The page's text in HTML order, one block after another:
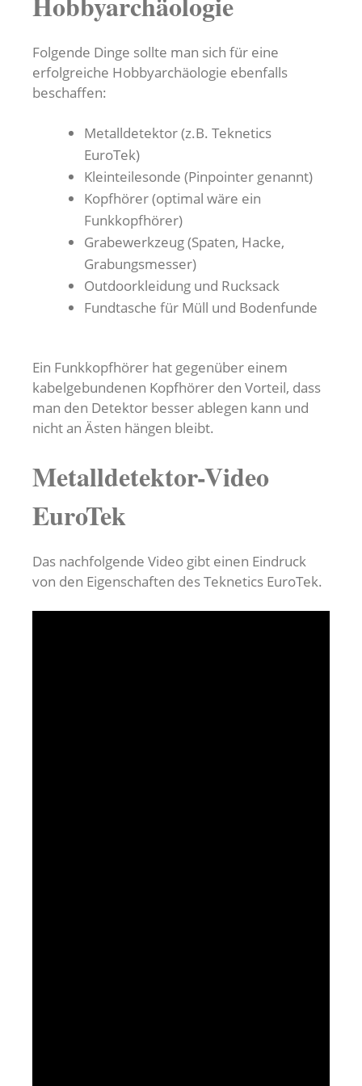
Folgende Dinge sollte man sich für eine
erfolgreiche Hobbyarchäologie ebenfalls
beschaffen:
Metalldetektor (z.B. Teknetics
EuroTek)
Kleinteilesonde (Pinpointer genannt)
Kopfhörer (optimal wäre ein
Funkkopfhörer)
Grabewerkzeug (Spaten, Hacke,
Grabungsmesser)
Outdoorkleidung und Rucksack
Fundtasche für Müll und Bodenfunde
Ein Funkkopfhörer hat gegenüber einem
kabelgebundenen Kopfhörer den Vorteil, dass
man den Detektor besser ablegen kann und
nicht an Ästen hängen bleibt.
Metalldetektor-Video
EuroTek
Das nachfolgende Video gibt einen Eindruck
von den Eigenschaften des Teknetics EuroTek.